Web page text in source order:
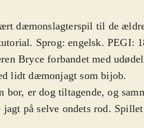
dæmonslagterspil til de
Sprog: engelsk. PEGI:
Bryce forbandet med
lidt dæmonjagt som bijob.
er dog tiltagende, og
på selve ondets rod.